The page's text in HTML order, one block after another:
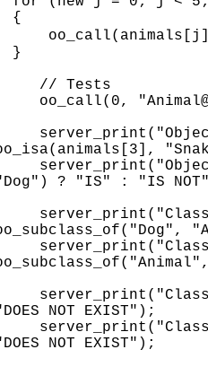
{
oo_call(animals[j],
}
// Tests
oo_call(0,
server_print("Object
server_print("Object
? "IS" : "IS
server_print("Class
server_print("Class
server_print("Class
NOT EXIST");
server_print("Class
NOT EXIST");